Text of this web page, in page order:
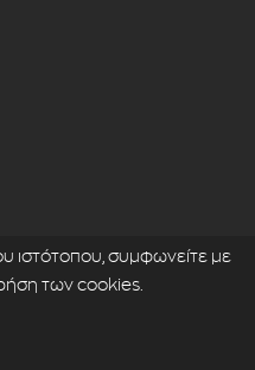
ιστότοπου, συμφωνείτε με
των cookies.